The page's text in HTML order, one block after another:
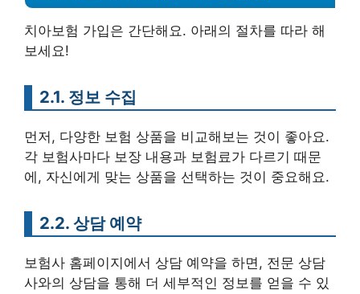
치아보험 가입은 간단해요. 아래의 절차를 따라 해
보세요!
2.1. 정보 수집
먼저, 다양한 보험 상품을 비교해보는 것이 좋아요.
각 보험사마다 보장 내용과 보험료가 다르기 때문
에, 자신에게 맞는 상품을 선택하는 것이 중요해요.
2.2. 상담 예약
보험사 홈페이지에서 상담 예약을 하면, 전문 상담
사와의 상담을 통해 더 세부적인 정보를 얻을 수 있